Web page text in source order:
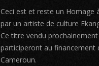
Ceci est et reste un Homage
par un artiste de culture
Ce titre vendu
participeront au financement
Cameroun.